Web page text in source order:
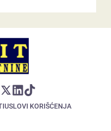
USLOVI KORIŠĆENJA